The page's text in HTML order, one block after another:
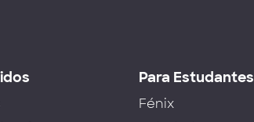
Para Estudantes
Fénix